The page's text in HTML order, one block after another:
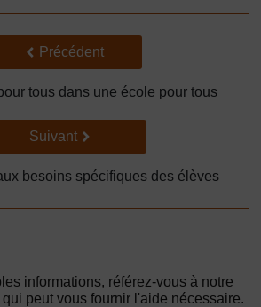
Précédent
Précédent
tous dans une école pour tous
Suivant
Suivant
besoins spécifiques des élèves
informations, référez-vous à notre
peut vous fournir l'aide nécessaire.